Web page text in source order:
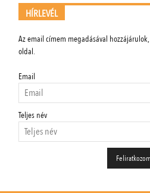
HÍRLEVÉL
Az email címem megadásával
oldal.
Email
Teljes név